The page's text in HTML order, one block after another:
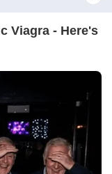
пошла в
а
защиту
про
ребятишками.